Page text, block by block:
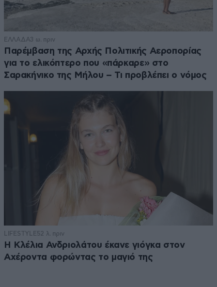
ΕΛΛΑΔΑ3 ω. πριν
Παρέμβαση της Αρχής Πολιτικής Αεροπορίας
για το ελικόπτερο που «πάρκαρε» στο
Σαρακήνικο της Μήλου – Τι προβλέπει ο νόμος
LIFESTYLE52 λ. πριν
Η Κλέλια Ανδριολάτου έκανε γιόγκα στον
Αχέροντα φορώντας το μαγιό της